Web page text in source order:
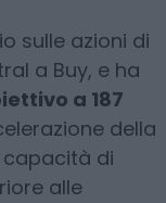
sulle azioni di
a Buy, e ha
a 187
della
di
alle